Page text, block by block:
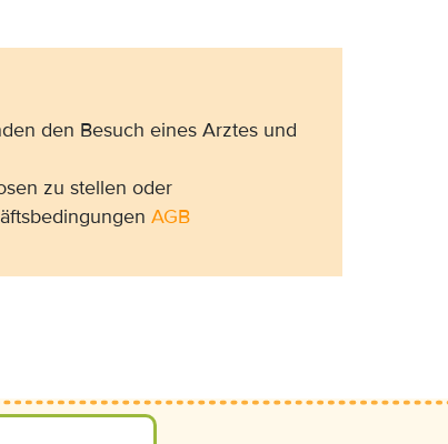
den Besuch eines Arztes und
zu stellen oder
AGB